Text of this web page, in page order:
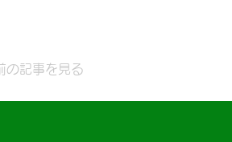
の記事を見る